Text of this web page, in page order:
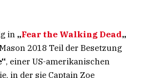
in „Fear the Walking Dead„
2018 Teil der Besetzung
, einer US-amerikanischen
in der sie Captain Zoe